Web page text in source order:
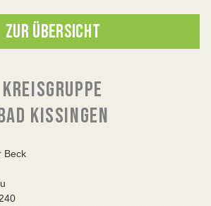
ZUR ÜBERSICHT
KREISGRUPPE
KISSINGEN
Beck